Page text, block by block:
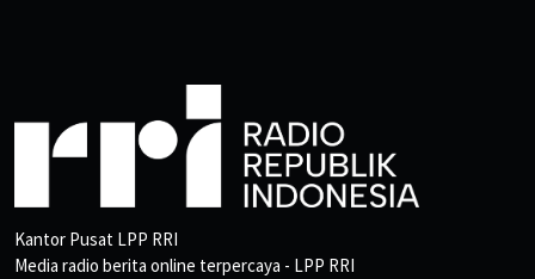
Kantor Pusat LPP RRI
Media radio berita online terpercaya - LPP RRI